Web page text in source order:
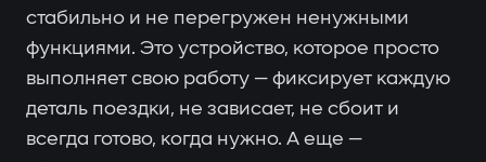
стабильно и не перегружен ненужными
функциями. Это устройство, которое просто
выполняет свою работу — фиксирует каждую
деталь поездки, не зависает, не сбоит и
всегда готово, когда нужно. А еще —